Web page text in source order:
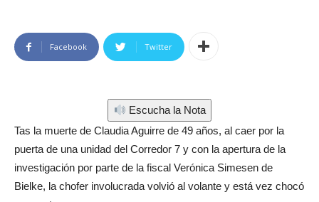
Facebook Twitter
Escucha la Nota
Tas la muerte de Claudia Aguirre de 49 años, al caer por la
puerta de una unidad del Corredor 7 y con la apertura de la
investigación por parte de la fiscal Verónica Simesen de
Bielke, la chofer involucrada volvió al volante y está vez chocó